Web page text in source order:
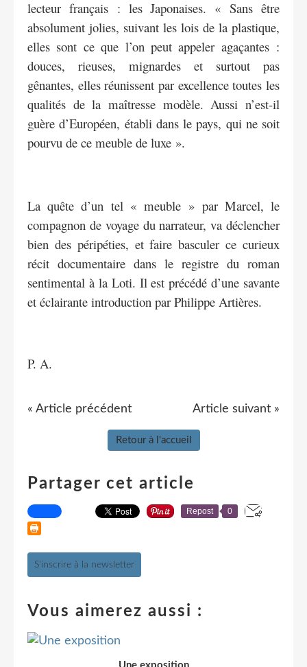
lecteur français : les Japonaises. « Sans être
absolument jolies, suivant les lois de la plastique,
elles sont ce que l’on peut appeler agaçantes :
douces, rieuses, mignardes et surtout pas
gênantes, elles réunissent par excellence toutes les
qualités de la maîtresse modèle. Aussi n’est-il
guère d’Européen, établi dans le pays, qui ne soit
pourvu de ce meuble de luxe ».
La quête d’un tel « meuble » par Marcel, le
compagnon de voyage du narrateur, va déclencher
bien des péripéties, et faire basculer ce curieux
récit documentaire dans le registre du roman
sentimental à la Loti. Il est précédé d’une savante
et éclairante introduction par Philippe Artières.
P. A.
« Article précédent Article suivant »
Retour à l'accueil
Partager cet article
Repost 0
S'inscrire à la newsletter
Vous aimerez aussi :